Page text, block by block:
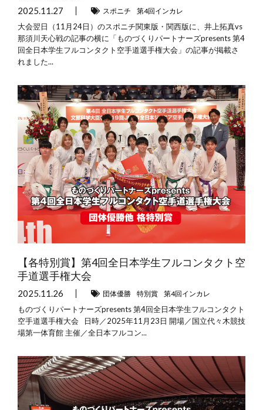
2025.11.27 スポニチ 第4回インカレ
大会翌日（11月24日）のスポニチ関東版・関西版に、井上拓真vs
那須川天心戦の記事の横に「ものづくりパートナーズpresents 第4
回全日本学生フルコンタクト空手道選手権大会」の記事が掲載さ
れました...
【各特別賞】第4回全日本学生フルコンタクト空
手道選手権大会
2025.11.26 団体優勝 特別賞 第4回インカレ
ものづくりパートナーズpresents 第4回全日本学生フルコンタクト
空手道選手権大会 日時／2025年11月23日 開場／国立代々木競技
場第一体育館 主催／全日本フルコン...